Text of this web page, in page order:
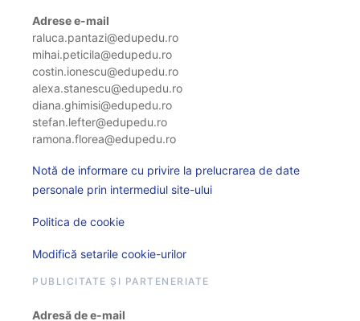
Adrese e-mail
raluca.pantazi@edupedu.ro
mihai.peticila@edupedu.ro
costin.ionescu@edupedu.ro
alexa.stanescu@edupedu.ro
diana.ghimisi@edupedu.ro
stefan.lefter@edupedu.ro
ramona.florea@edupedu.ro
Notă de informare cu privire la prelucrarea de date
personale prin intermediul site-ului
Politica de cookie
Modifică setarile cookie-urilor
PUBLICITATE ȘI PARTENERIATE
Adresă de e-mail